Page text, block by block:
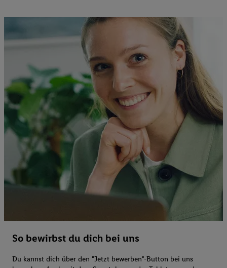
So bewirbst du dich bei uns
Du kannst dich über den "Jetzt bewerben"-Button bei uns